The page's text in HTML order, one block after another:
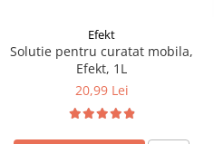
Efekt
Solutie pentru curatat mobila,
Efekt, 1L
20,99 Lei